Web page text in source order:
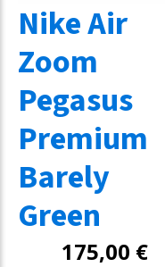
Nike Air
Zoom
Pegasus
Premium
Barely
Green
175,00 €